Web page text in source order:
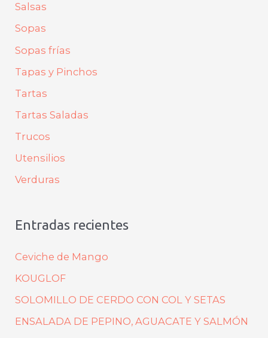
Salsas
Sopas
Sopas frías
Tapas y Pinchos
Tartas
Tartas Saladas
Trucos
Utensilios
Verduras
Entradas recientes
Ceviche de Mango
KOUGLOF
SOLOMILLO DE CERDO CON COL Y SETAS
ENSALADA DE PEPINO, AGUACATE Y SALMÓN